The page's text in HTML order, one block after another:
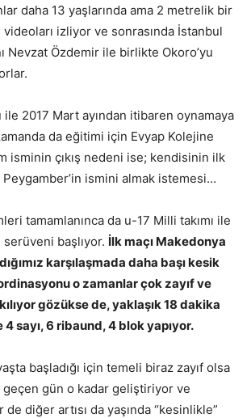
daha 13 yaşlarında ama 2 metrelik bir
videoları izliyor ve sonrasında İstanbul
Nevzat Özdemir ile birlikte Okoro’yu
ile 2017 Mart ayından itibaren oynamaya
da eğitimi için Evyap Kolejine
isminin çıkış nedeni ise; kendisinin ilk
ismini almak istemesi…
tamamlanınca da u-17 Milli takımı ile
serüveni başlıyor. İlk maçı Makedonya
karşılaşmada daha başı kesik
o zamanlar çok zayıf ve
gözükse de, yaklaşık 18 dakika
4 sayı, 6 ribaund, 4 blok yapıyor.
başladığı için temeli biraz zayıf olsa
gün o kadar geliştiriyor ve
de diğer artısı da yaşında “kesinlikle”